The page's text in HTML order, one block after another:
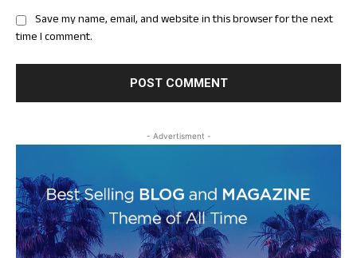
Save my name, email, and website in this browser for the next
time I comment.
- Advertisment -